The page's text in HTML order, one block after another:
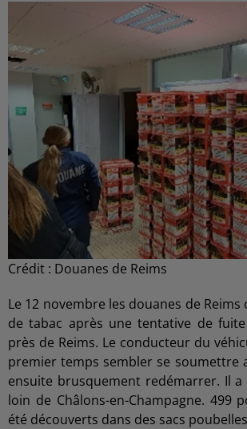
Crédit : Douanes de Reims
Le 12 novembre les douanes de Reims
de tabac après une tentative de
près de Reims. Le conducteur du
premier temps sembler se soumettre
ensuite brusquement redémarrer. Il
loin de Châlons-en-Champagne. 499
été découverts dans des sacs